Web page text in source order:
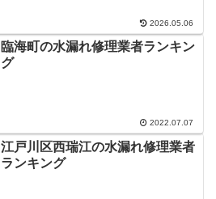
2026.05.06
臨海町の水漏れ修理業者ランキン
グ
2022.07.07
江戸川区西瑞江の水漏れ修理業者
ランキング